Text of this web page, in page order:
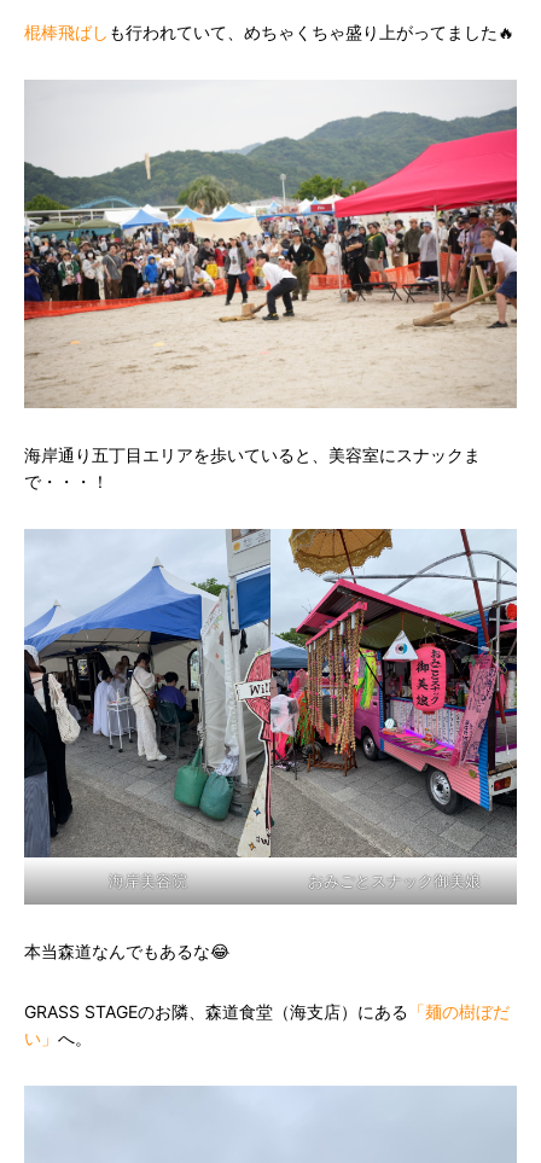
棍棒飛ばし も行われていて、めちゃくちゃ盛り上がってました🔥
海岸通り五丁目エリアを歩いていると、美容室にスナックま
で・・・！
海岸美容院 おみごとスナック御美娘
本当森道なんでもあるな😂
GRASS STAGEのお隣、森道食堂（海支店）にある 「麺の樹ぼだ
い」 へ。